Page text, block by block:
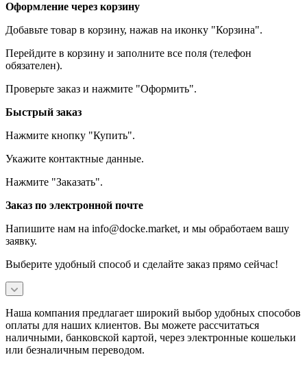
Оформление через корзину
Добавьте товар в корзину, нажав на иконку "Корзина".
Перейдите в корзину и заполните все поля (телефон
обязателен).
Проверьте заказ и нажмите "Оформить".
Быстрый заказ
Нажмите кнопку "Купить".
Укажите контактные данные.
Нажмите "Заказать".
Заказ по электронной почте
Напишите нам на info@docke.market, и мы обработаем вашу
заявку.
Выберите удобный способ и сделайте заказ прямо сейчас!
Наша компания предлагает широкий выбор удобных способов
оплаты для наших клиентов. Вы можете рассчитаться
наличными, банковской картой, через электронные кошельки
или безналичным переводом.